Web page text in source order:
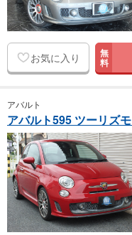
お気に入り 無
料
アバルト
アバルト595 ツーリズモ